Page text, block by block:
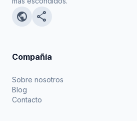
public share
Compañía
Sobre nosotros
Blog
Contacto